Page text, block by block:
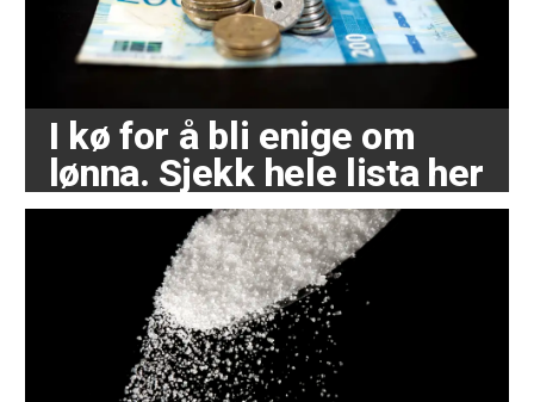
I kø for å bli enige om
lønna. Sjekk hele lista her